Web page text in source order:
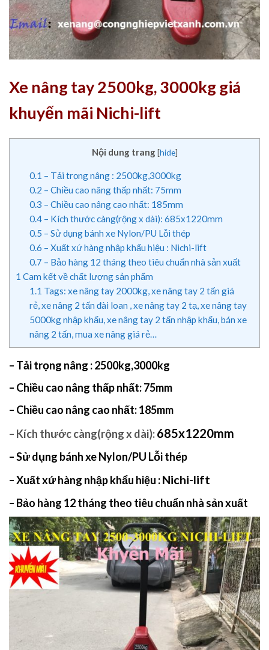
Xe nâng tay 2500kg, 3000kg giá
khuyến mãi Nichi-lift
Nội dung trang [hide]
0.1 – Tải trọng nâng : 2500kg,3000kg
0.2 – Chiều cao nâng thấp nhất: 75mm
0.3 – Chiều cao nâng cao nhất: 185mm
0.4– Kích thước càng(rộng x dài): 685x1220mm
0.5 – Sử dụng bánh xe Nylon/PU Lỗi thép
0.6 – Xuất xứ hàng nhập khẩu hiệu : Nichi-lift
0.7 – Bảo hàng 12 tháng theo tiêu chuẩn nhà sản xuất
1 Cam kết về chất lượng sản phẩm
1.1 Tags: xe nâng tay 2000kg, xe nâng tay 2 tấn giá
rẻ, xe nâng 2 tấn đài loan , xe nâng tay 2 tạ, xe nâng tay
5000kg nhập khẩu, xe nâng tay 2 tấn nhập khẩu, bán xe
nâng 2 tấn, mua xe nâng giá rẻ…
– Tải trọng nâng : 2500kg,3000kg
– Chiều cao nâng thấp nhất: 75mm
– Chiều cao nâng cao nhất: 185mm
– Kích thước càng(rộng x dài):685x1220mm
– Sử dụng bánh xe Nylon/PU Lỗi thép
– Xuất xứ hàng nhập khẩu hiệu :Nichi-lift
– Bảo hàng 12 tháng theo tiêu chuẩn nhà sản xuất